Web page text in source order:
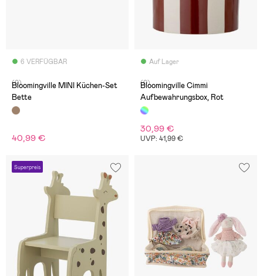
6 VERFÜGBAR
(0)
Bloomingville MINI Küchen-Set
Bette
40,99 €
Auf Lager
(0)
Bloomingville Cimmi
Aufbewahrungsbox, Rot
30,99 €
UVP: 41,99 €
Superpreis